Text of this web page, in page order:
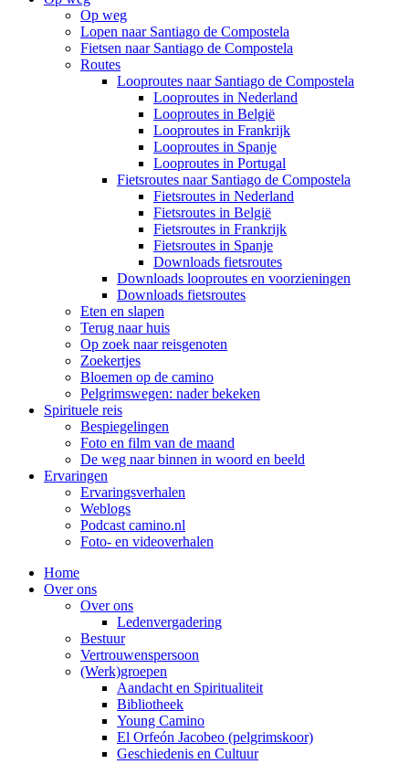
Op weg
Lopen naar Santiago de Compostela
Fietsen naar Santiago de Compostela
Routes
Looproutes naar Santiago de Compostela
Looproutes in Nederland
Looproutes in België
Looproutes in Frankrijk
Looproutes in Spanje
Looproutes in Portugal
Fietsroutes naar Santiago de Compostela
Fietsroutes in Nederland
Fietsroutes in België
Fietsroutes in Frankrijk
Fietsroutes in Spanje
Downloads fietsroutes
Downloads looproutes en voorzieningen
Downloads fietsroutes
Eten en slapen
Terug naar huis
Op zoek naar reisgenoten
Zoekertjes
Bloemen op de camino
Pelgrimswegen: nader bekeken
Spirituele reis
Bespiegelingen
Foto en film van de maand
De weg naar binnen in woord en beeld
Ervaringen
Ervaringsverhalen
Weblogs
Podcast camino.nl
Foto- en videoverhalen
Home
Over ons
Over ons
Ledenvergadering
Bestuur
Vertrouwenspersoon
(Werk)groepen
Aandacht en Spiritualiteit
Bibliotheek
Young Camino
El Orfeón Jacobeo (pelgrimskoor)
Geschiedenis en Cultuur